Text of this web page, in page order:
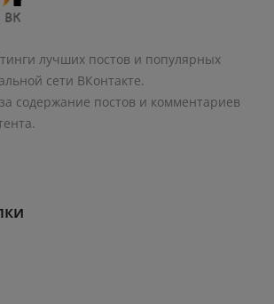
лучших постов и популярных
сети ВКонтакте.
содержание постов и комментариев